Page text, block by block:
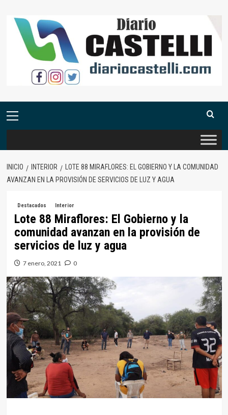
contenido
Menú
INICIO INTERIOR
LOTE 88 MIRAFLORES: EL GOBIERNO Y LA COMUNIDAD
AVANZAN EN LA PROVISIÓN DE SERVICIOS DE LUZ Y AGUA
Destacados Interior
Lote 88 Miraflores: El Gobierno y la
comunidad avanzan en la provisión de
servicios de luz y agua
7 enero, 2021 0